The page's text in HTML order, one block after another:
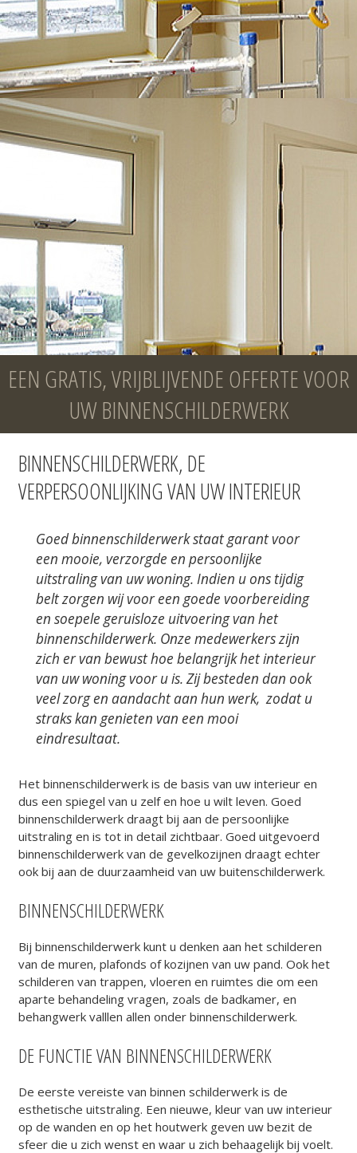
EEN GRATIS, VRIJBLIJVENDE OFFERTE VOOR
UW BINNENSCHILDERWERK
BINNENSCHILDERWERK, DE
VERPERSOONLIJKING VAN UW INTERIEUR
Goedbinnenschilderwerkstaat garant voor
een mooie, verzorgde en persoonlijke
uitstraling van uw woning. Indien u ons tijdig
belt zorgen wij voor een goede voorbereiding
en soepele geruisloze uitvoering van het
binnenschilderwerk. Onze medewerkers zijn
zich er van bewust hoe belangrijk het interieur
van uw woning voor u is. Zij besteden dan ook
veel zorg en aandacht aan hun werk, zodat u
straks kan genieten van een mooi
eindresultaat.
Het binnenschilderwerk is de basis van uw interieur en
dus een spiegel van u zelf en hoe u wilt leven. Goed
binnenschilderwerk draagt bij aan de persoonlijke
uitstraling en is tot in detail zichtbaar. Goed uitgevoerd
binnenschilderwerk van de gevelkozijnen draagt echter
ook bij aan de duurzaamheid van uw buitenschilderwerk.
BINNENSCHILDERWERK
Bij binnenschilderwerk kunt u denken aan het schilderen
van de muren, plafonds ofkozijnen van uw pand. Ook het
schilderen van trappen, vloeren en ruimtes die om een
aparte behandeling vragen, zoals de badkamer, en
behangwerk valllen allen onder binnenschilderwerk.
DE FUNCTIE VAN BINNENSCHILDERWERK
De eerste vereiste van binnen schilderwerk is de
esthetische uitstraling. Een nieuwe, kleur van uw interieur
op de wanden en op het houtwerk geven uw bezit de
sfeer die u zich wenst en waar u zich behaagelijk bij voelt.